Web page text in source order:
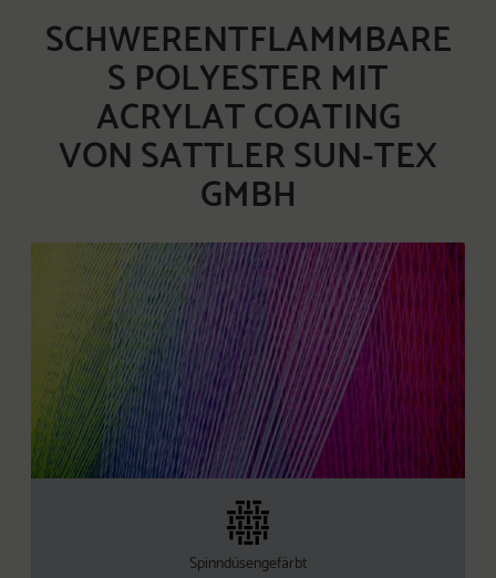
SCHWERENTFLAMMBARE
S POLYESTER MIT
ACRYLAT COATING
VON SATTLER SUN-TEX
GMBH
Spinndüsengefärbt